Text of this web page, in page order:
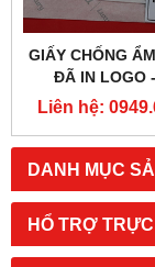
DANH MỤC
HỔ TRỢ
GIẤY CHỐNG
ĐÃ IN LOGO
LƯỢNG
Liên hệ: